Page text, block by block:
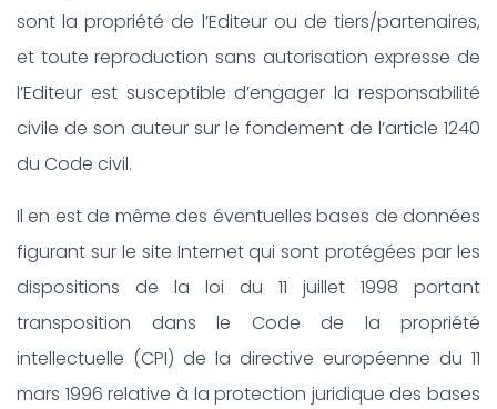
sont la propriété de l’Editeur ou de tiers/partenaires,
et toute reproduction sans autorisation expresse de
l’Editeur est susceptible d’engager la responsabilité
civile de son auteur sur le fondement de l’article 1240
du Code civil.
Il en est de même des éventuelles bases de données
figurant sur le site Internet qui sont protégées par les
dispositions de la loi du 11 juillet 1998 portant
transposition dans le Code de la propriété
intellectuelle (CPI) de la directive européenne du 11
mars 1996 relative à la protection juridique des bases